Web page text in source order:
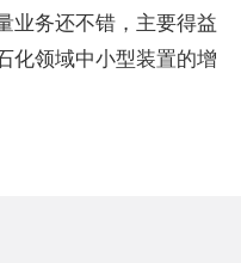
业务还不错，主要得益
化领域中小型装置的增